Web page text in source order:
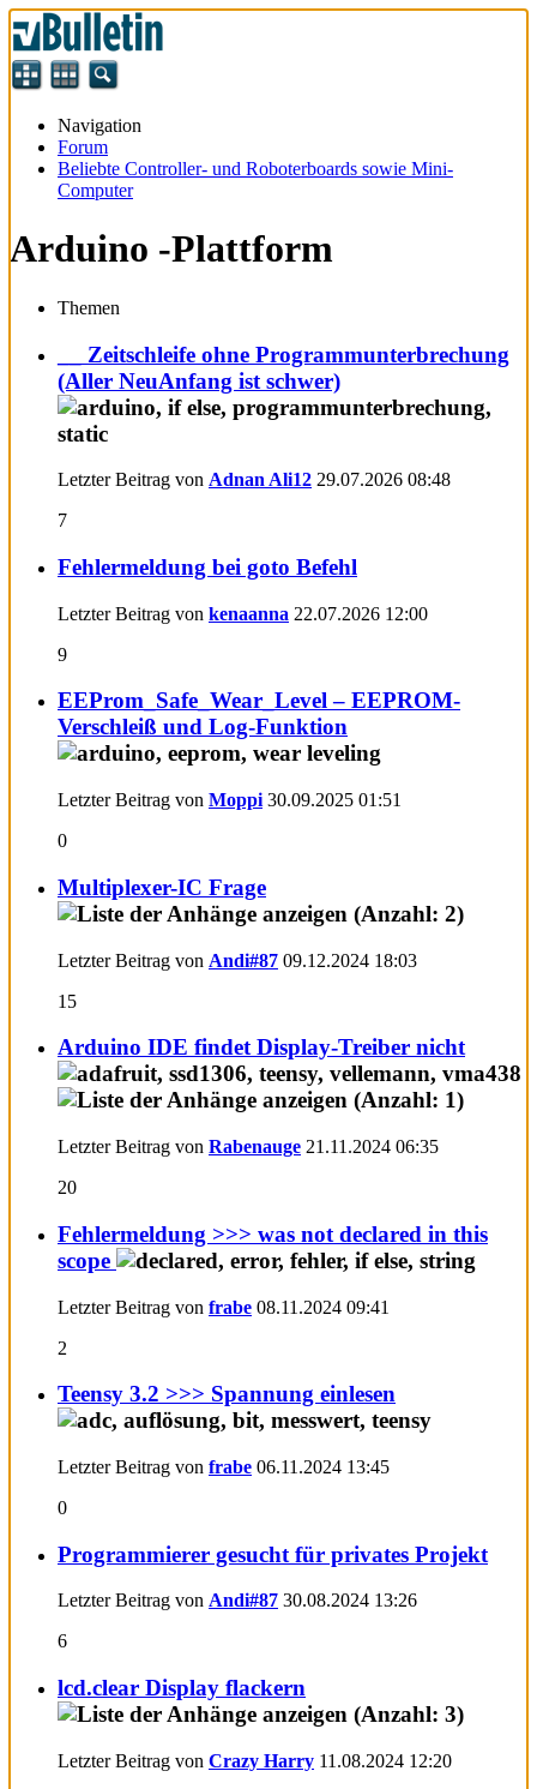
Navigation
Forum
Beliebte Controller- und Roboterboards sowie Mini-
Computer
Arduino -Plattform
Themen
__ Zeitschleife ohne Programmunterbrechung
(Aller NeuAnfang ist schwer)
Letzter Beitrag von Adnan Ali12 29.07.2026 08:48
7
Fehlermeldung bei goto Befehl
Letzter Beitrag von kenaanna 22.07.2026 12:00
9
EEProm_Safe_Wear_Level – EEPROM-
Verschleiß und Log-Funktion
Letzter Beitrag von Moppi 30.09.2025 01:51
0
Multiplexer-IC Frage
Letzter Beitrag von Andi#87 09.12.2024 18:03
15
Arduino IDE findet Display-Treiber nicht
Letzter Beitrag von Rabenauge 21.11.2024 06:35
20
Fehlermeldung >>> was not declared in this
scope
Letzter Beitrag von frabe 08.11.2024 09:41
2
Teensy 3.2 >>> Spannung einlesen
Letzter Beitrag von frabe 06.11.2024 13:45
0
Programmierer gesucht für privates Projekt
Letzter Beitrag von Andi#87 30.08.2024 13:26
6
lcd.clear Display flackern
Letzter Beitrag von Crazy Harry 11.08.2024 12:20